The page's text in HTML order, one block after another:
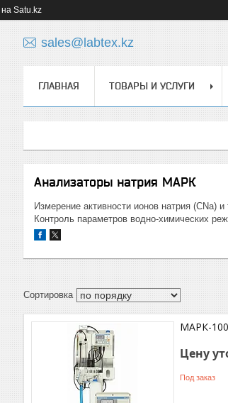
на Satu.kz
sales@labtex.kz
ГЛАВНАЯ ТОВАРЫ И УСЛУГИ
Анализаторы натрия МАРК
Измерение активности ионов натрия (CNa)
Контроль параметров водно-химических
МАРК-
Цену
Под заказ